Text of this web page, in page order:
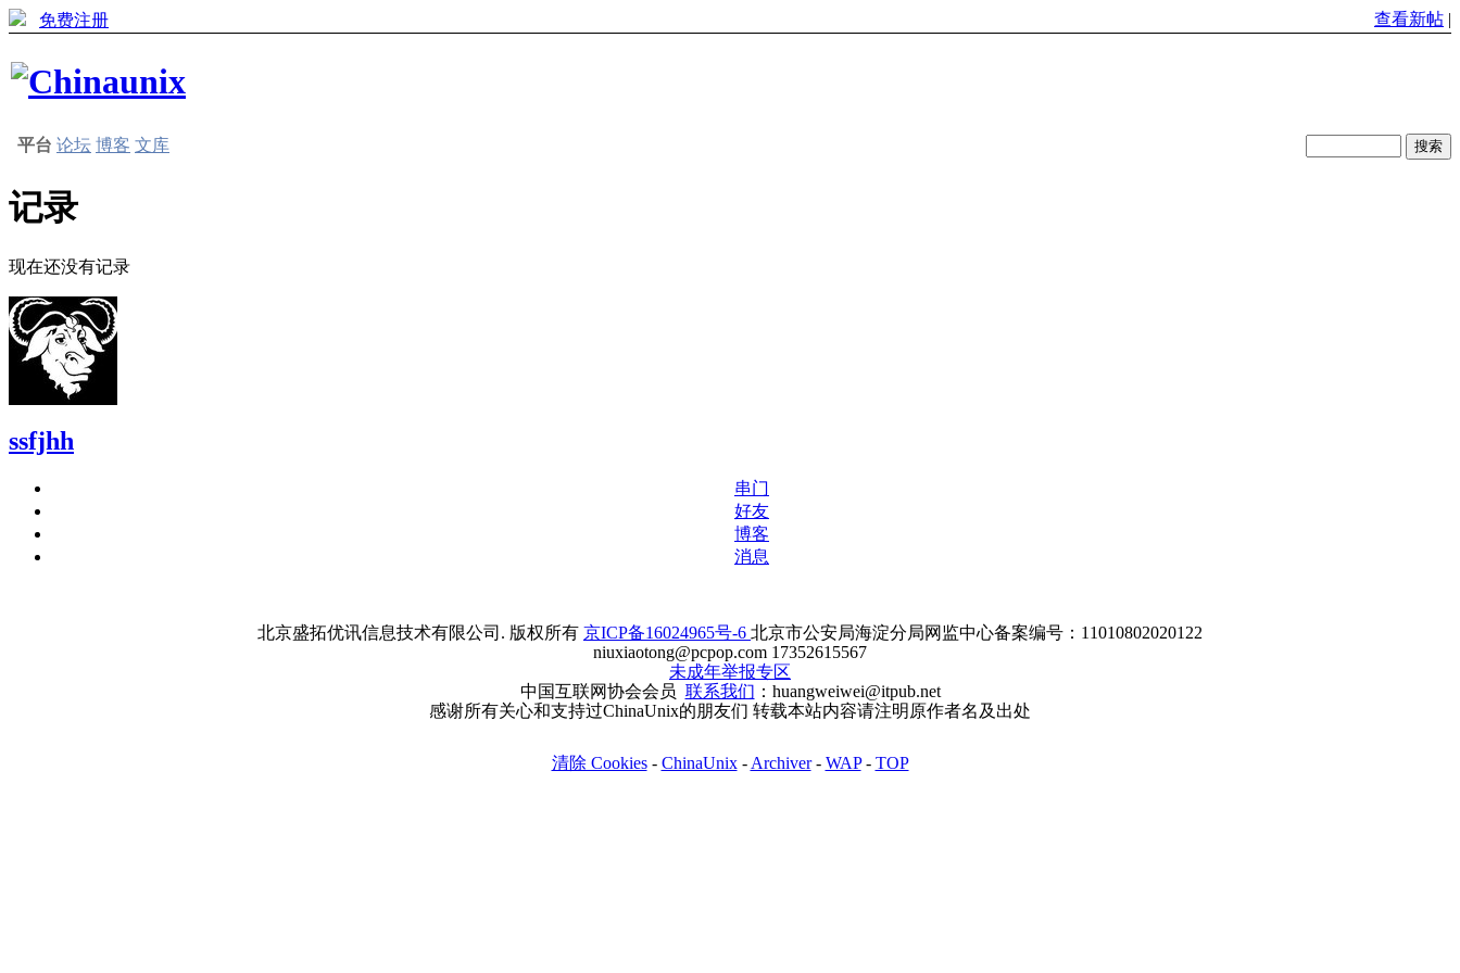
免费注册 查看新帖 |
平台 论坛 博客 文库
记录
现在还没有记录
ssfjhh
串门
好友
博客
消息
北京盛拓优讯信息技术有限公司. 版权所有 京ICP备16024965号-6 北京市公安局海淀分局网监中心备案编号：11010802020122
niuxiaotong@pcpop.com 17352615567
未成年举报专区
中国互联网协会会员 联系我们 ：huangweiwei@itpub.net
感谢所有关心和支持过ChinaUnix的朋友们 转载本站内容请注明原作者名及出处
清除 Cookies- ChinaUnix- Archiver- WAP- TOP